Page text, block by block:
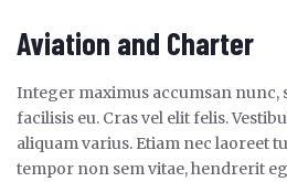
Aviation and Charter
Integer maximus accumsan nunc,
facilisis eu. Cras vel elit felis.
aliquam varius. Etiam nec laoreet
tempor non sem vitae, hendrerit